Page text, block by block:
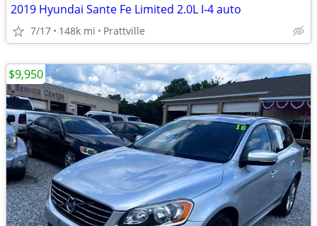
2019 Hyundai Sante Fe Limited 2.0L I-4 auto
7/17 148k mi Prattville
$9,950